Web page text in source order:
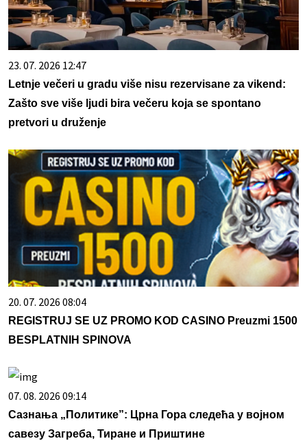
23. 07. 2026 12:47
Letnje večeri u gradu više nisu rezervisane za vikend:
Zašto sve više ljudi bira večeru koja se spontano
pretvori u druženje
20. 07. 2026 08:04
REGISTRUJ SE UZ PROMO KOD CASINO Preuzmi 1500
BESPLATNIH SPINOVA
07. 08. 2026 09:14
Сазнања „Политике”: Црна Гора следећа у војном
савезу Загреба, Тиране и Приштине